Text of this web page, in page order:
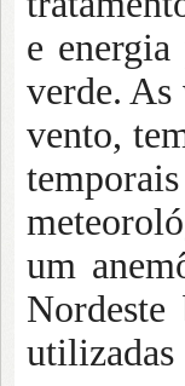
e
verde. As
vento,
temporais
um
utilizadas